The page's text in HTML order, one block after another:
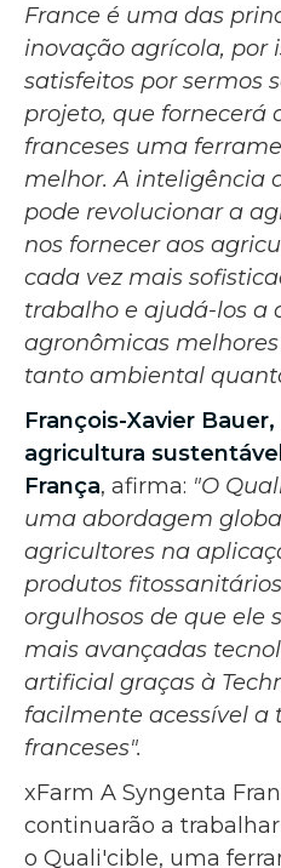
France é uma das
inovação agrícola, por
satisfeitos por sermos
projeto, que fornecerá
franceses uma
melhor. A inteligência
pode revolucionar a
nos fornecer aos
cada vez mais
trabalho e ajudá-los a
agronômicas
tanto ambiental
François-Xavier
agricultura
França, afirma: "O
uma abordagem
agricultores na
produtos
orgulhosos de que ele
mais avançadas
artificial graças à
facilmente acessível a
franceses".
xFarm A Syngenta
continuarão a
o Quali'cible, uma